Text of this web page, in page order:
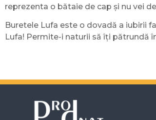
reprezenta o bătaie de cap și nu vei
Buretele Lufa este o dovadă a iubirii
Lufa! Permite-i naturii să îți pătrundă